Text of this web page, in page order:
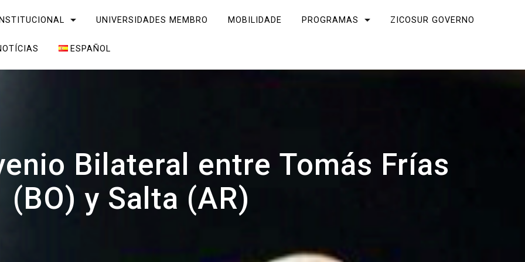
INSTITUCIONAL UNIVERSIDADES MEMBRO MOBILIDADE PROGRAMAS ZICOSUR GOVERNO
ESPAÑOL
Bilateral entre Tomás Frías
(BO) y Salta (AR)